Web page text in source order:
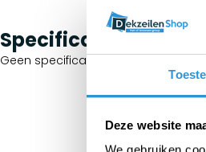
Deze website
Specificaties
Geen specificaties beschikbaar.